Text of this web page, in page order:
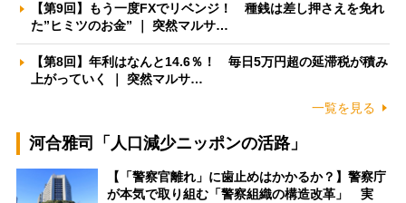
【第9回】もう一度FXでリベンジ！ 種銭は差し押さえを免れ
た”ヒミツのお金” ｜ 突然マルサ…
【第8回】年利はなんと14.6％！ 毎日5万円超の延滞税が積み
上がっていく ｜ 突然マルサ…
一覧を見る
河合雅司「人口減少ニッポンの活路」
【「警察官離れ」に歯止めはかかるか？】警察庁
が本気で取り組む「警察組織の構造改革」 実